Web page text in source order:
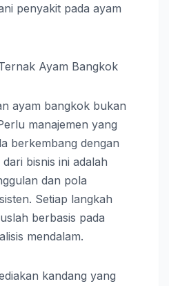
penyakit pada ayam
Ayam Bangkok
ayam bangkok bukan
manajemen yang
berkembang dengan
bisnis ini adalah
dan pola
Setiap langkah
berbasis pada
mendalam.
kandang yang